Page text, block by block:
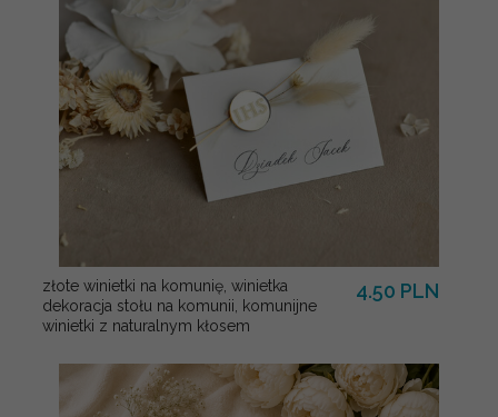
złote winietki na komunię, winietka
dekoracja stołu na komunii, komunijne
winietki z naturalnym kłosem
4.50 PLN